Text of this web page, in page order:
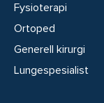
Fysioterapi
Ortoped
Generell kirurgi
Lungespesialist